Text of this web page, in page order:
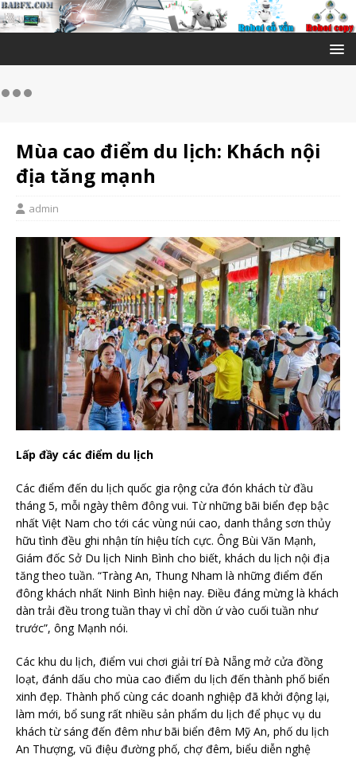
Mùa cao điểm du lịch: Khách nội
địa tăng mạnh
admin
Lấp đầy các điểm du lịch
Các điểm đến du lịch quốc gia rộng cửa đón khách từ đầu
tháng 5, mỗi ngày thêm đông vui. Từ những bãi biển đẹp bậc
nhất Việt Nam cho tới các vùng núi cao, danh thắng sơn thủy
hữu tình đều ghi nhận tín hiệu tích cực. Ông Bùi Văn Mạnh,
Giám đốc Sở Du lịch Ninh Bình cho biết, khách du lịch nội địa
tăng theo tuần. “Tràng An, Thung Nham là những điểm đến
đông khách nhất Ninh Bình hiện nay. Điều đáng mừng là khách
dàn trải đều trong tuần thay vì chỉ dồn ứ vào cuối tuần như
trước”, ông Mạnh nói.
Các khu du lịch, điểm vui chơi giải trí Đà Nẵng mở cửa đồng
loạt, đánh dấu cho mùa cao điểm du lịch đến thành phố biển
xinh đẹp. Thành phố cùng các doanh nghiệp đã khởi động lại,
làm mới, bổ sung rất nhiều sản phẩm du lịch để phục vụ du
khách từ sáng đến đêm như bãi biển đêm Mỹ An, phố du lịch
An Thượng, vũ điệu đường phố, chợ đêm, biểu diễn nghệ